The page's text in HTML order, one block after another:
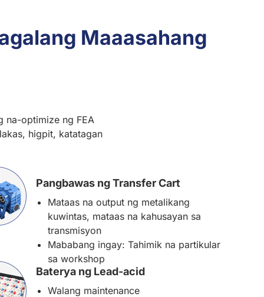
Maaasahang
na-optimize ng FEA
higpit, katatagan
Pangbawas ng Transfer Cart
Mataas na output ng metalikang
kuwintas, mataas na kahusayan sa
transmisyon
Mababang ingay: Tahimik na partikular
sa workshop
Baterya ng Lead-acid
Walang maintenance